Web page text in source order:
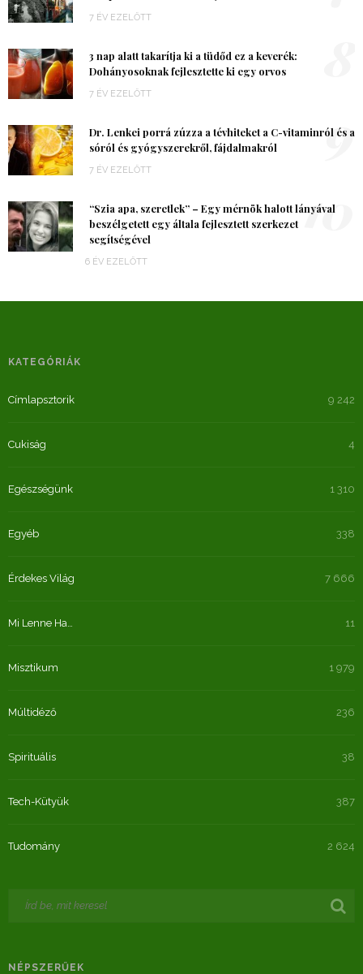
7 ÉV EZELŐTT
3 nap alatt takarítja ki a tüdőd ez a keverék:
Dohányosoknak fejlesztette ki egy orvos
7 ÉV EZELŐTT
Dr. Lenkei porrá zúzza a tévhiteket a C-vitaminról és a
sóról és gyógyszerekről, fájdalmakról
7 ÉV EZELŐTT
9
“Szia apa, szeretlek” – Egy mérnök halott lányával
beszélgetett egy általa fejlesztett szerkezet
segítségével
6 ÉV EZELŐTT
10
KATEGÓRIÁK
Címlapsztorik 9 242
Cukiság 4
Egészségünk 1 310
Egyéb 338
Érdekes Világ 7 666
Mi Lenne Ha… 11
Misztikum 1 979
Múltidéző 236
Spirituális 38
Tech-Kütyük 387
Tudomány 2 624
NÉPSZERŰEK